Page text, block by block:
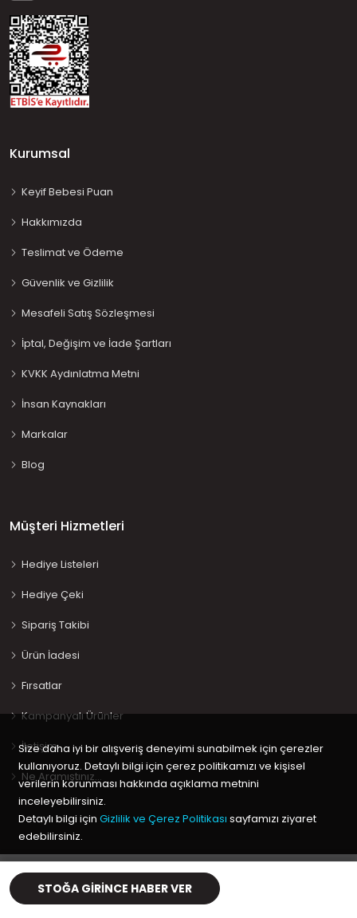
STOĞA GIRINCE HABER VER
Kurumsal
Keyif Bebesi Puan
Hakkımızda
Teslimat ve Ödeme
Güvenlik ve Gizlilik
Mesafeli Satış Sözleşmesi
İptal, Değişim ve İade Şartları
KVKK Aydınlatma Metni
İnsan Kaynakları
Markalar
Blog
Müşteri Hizmetleri
Hediye Listeleri
Hediye Çeki
Sipariş Takibi
Ürün İadesi
Fırsatlar
Kampanyalı Ürünler
İletişim
Ne Aramıştınız…
Copyright © 2020 Keyif Bebesi | Kids & Toys, GeliştiriciKabuk
Yazılım
Size daha iyi bir alışveriş deneyimi sunabilmek için çerezler
kullanıyoruz. Detaylı bilgi için çerez politikamızı ve kişisel
verilerin korunması hakkında açıklama metnini
inceleyebilirsiniz.
Detaylı bilgi için Gizlilik ve Çerez Politikası sayfamızı ziyaret
edebilirsiniz.
Tamam